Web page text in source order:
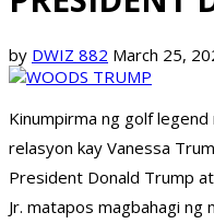
by DWIZ 882 March 25,
Kinumpirma ng golf
relasyon kay Vanessa
President Donald Trump
Jr. matapos magbahagi